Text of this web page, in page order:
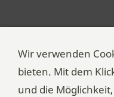
Wir verwenden
bieten. Mit dem
und die